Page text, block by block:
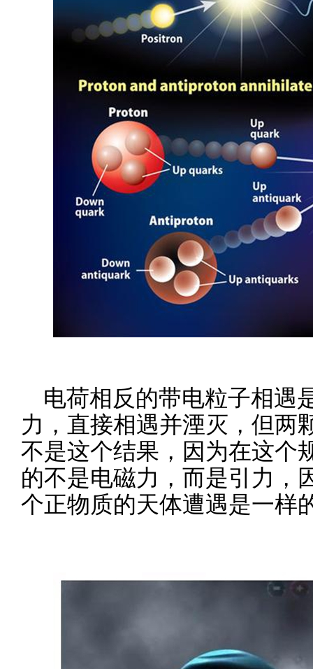
电荷相反的带电粒子相遇
力，直接相遇并湮灭，但两
不是这个结果，因为在这个
的不是电磁力，而是引力，
个正物质的天体遭遇是一样